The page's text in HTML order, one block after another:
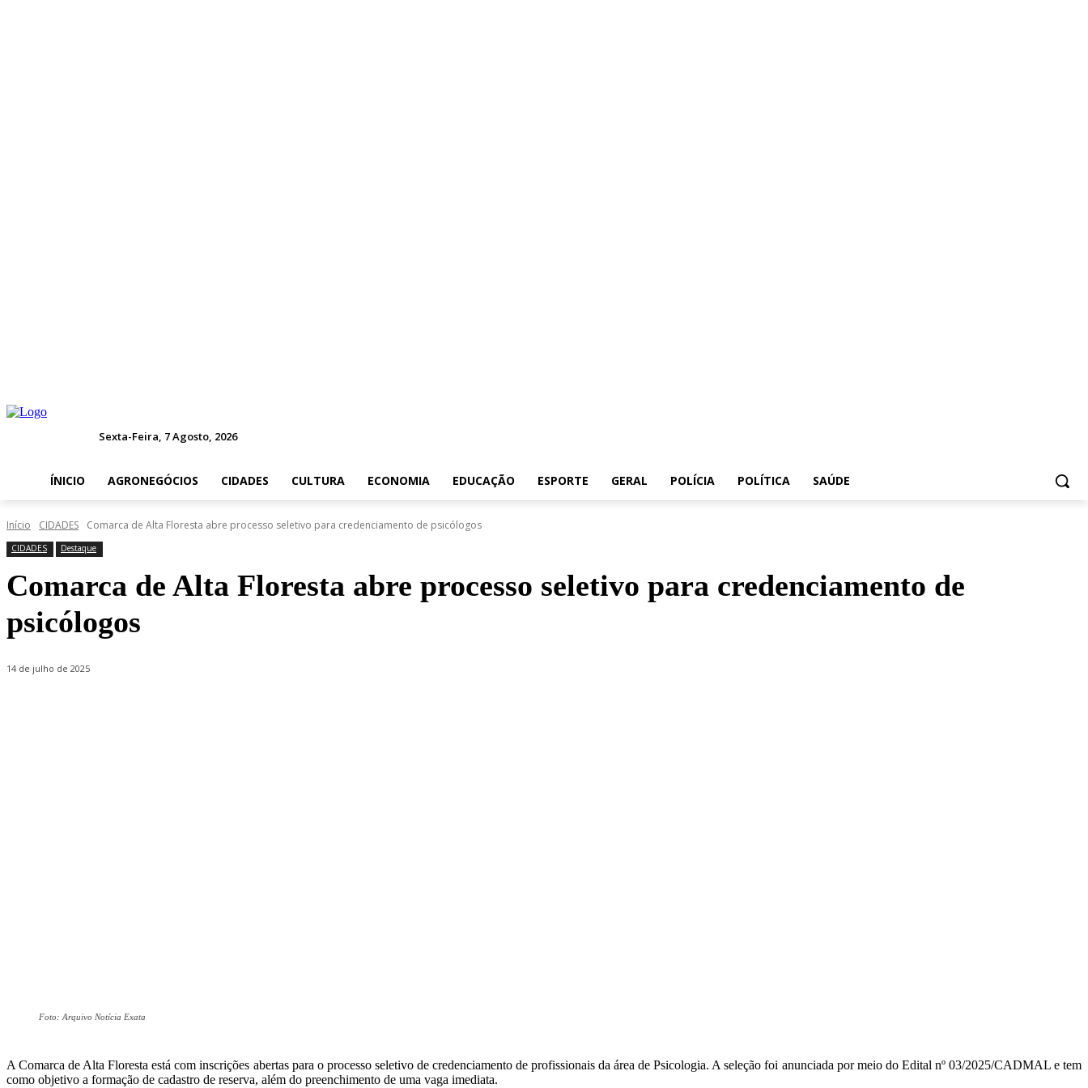
Sexta-Feira, 7 Agosto, 2026
ÍNICIO AGRONEGÓCIOS CIDADES CULTURA ECONOMIA EDUCAÇÃO ESPORTE GERAL POLÍCIA POLÍTICA SAÚDE
Início CIDADES Comarca de Alta Floresta abre processo seletivo para credenciamento de psicólogos
CIDADES Destaque
Comarca de Alta Floresta abre processo seletivo para credenciamento de
psicólogos
14 de julho de 2025
Foto: Arquivo Notícia Exata
A Comarca de Alta Floresta está com inscrições abertas para o processo seletivo de credenciamento de profissionais da área de Psicologia. A seleção foi anunciada por meio do Edital nº 03/2025/CADMAL e tem
como objetivo a formação de cadastro de reserva, além do preenchimento de uma vaga imediata.